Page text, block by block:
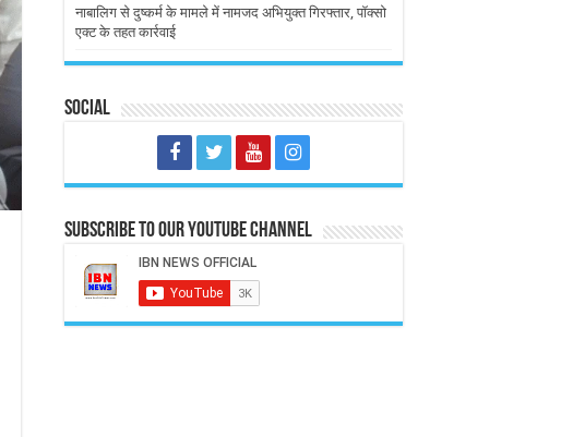
नाबालिग से दुष्कर्म के मामले में नामजद अभियुक्त गिरफ्तार, पॉक्सो
एक्ट के तहत कार्रवाई
Social
Subscribe to our Youtube Channel